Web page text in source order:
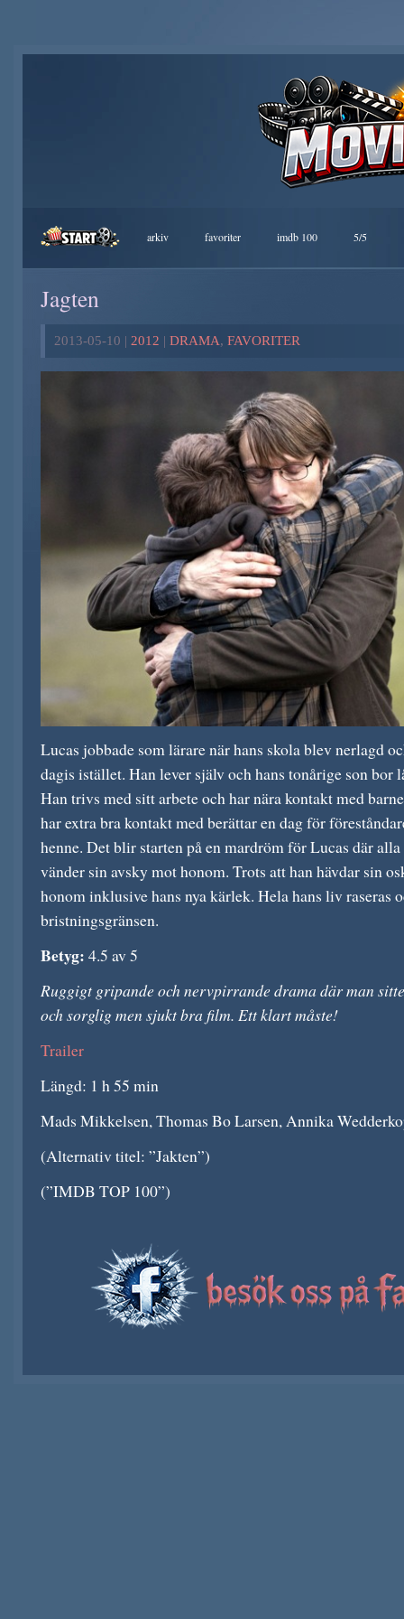
arkiv favoriter imdb 100 5/5
Jagten
2013-05-10 | 2012 | DRAMA, FAVORITER
Lucas jobbade som lärare när hans skola blev nerlagd
dagis istället. Han lever själv och hans tonårige son bor
Han trivs med sitt arbete och har nära kontakt med
har extra bra kontakt med berättar en dag för
henne. Det blir starten på en mardröm för Lucas där
vänder sin avsky mot honom. Trots att han hävdar sin
honom inklusive hans nya kärlek. Hela hans liv raseras
bristningsgränsen.
Betyg: 4.5 av 5
Ruggigt gripande och nervpirrande drama där man
och sorglig men sjukt bra film. Ett klart måste!
Trailer
Längd: 1 h 55 min
Mads Mikkelsen, Thomas Bo Larsen, Annika
(Alternativ titel: ”Jakten”)
(”IMDB TOP 100”)